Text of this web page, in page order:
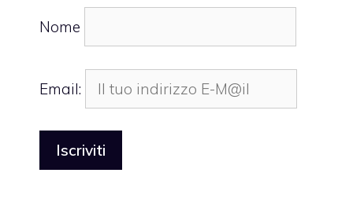
Nome
Email: